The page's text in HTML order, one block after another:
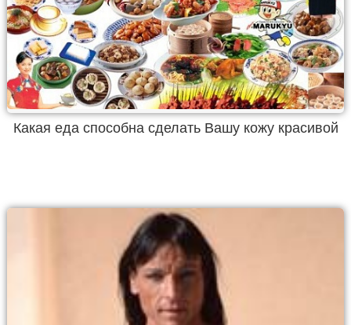
Какая еда способна сделать Вашу кожу красивой